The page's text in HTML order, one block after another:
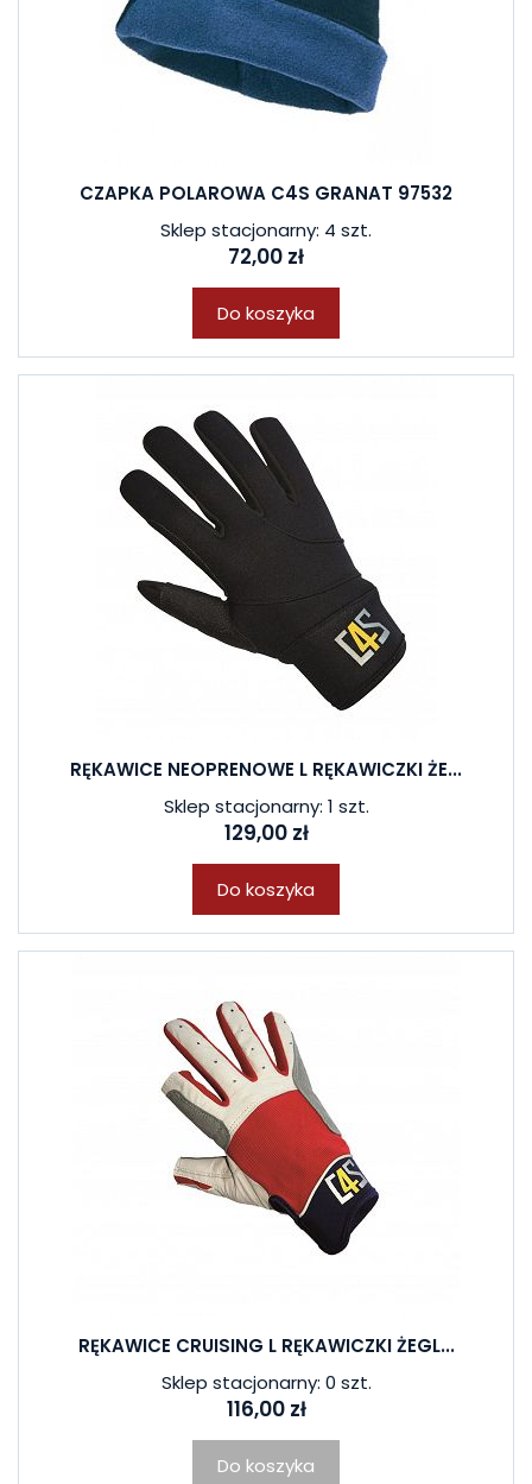
CZAPKA POLAROWA C4S GRANAT 97532
Sklep stacjonarny: 4 szt.
72,00 zł
Do koszyka
RĘKAWICE NEOPRENOWE L RĘKAWICZKI ŻE...
Sklep stacjonarny: 1 szt.
129,00 zł
Do koszyka
RĘKAWICE CRUISING L RĘKAWICZKI ŻEGL...
Sklep stacjonarny: 0 szt.
116,00 zł
Do koszyka